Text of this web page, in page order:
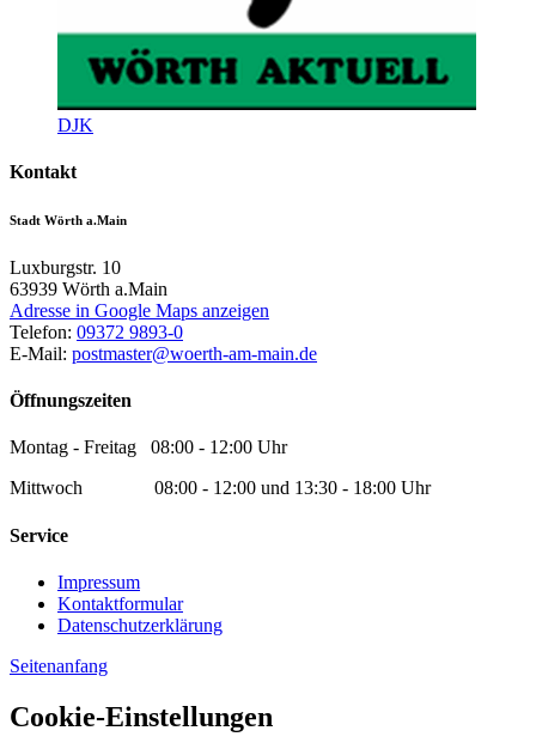
DJK
Kontakt
Stadt Wörth a.Main
Luxburgstr. 10
63939 Wörth a.Main
Adresse in Google Maps anzeigen
Telefon: 09372 9893-0
E-Mail: postmaster@woerth-am-main.de
Öffnungszeiten
Montag - Freitag 08:00 - 12:00 Uhr
Mittwoch 08:00 - 12:00 und 13:30 - 18:00 Uhr
Service
Impressum
Kontaktformular
Datenschutzerklärung
Seitenanfang
Cookie-Einstellungen